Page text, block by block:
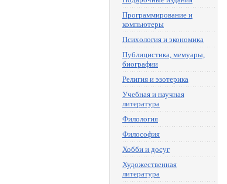
Программирование и
компьютеры
Психология и экономика
Публицистика, мемуары,
биографии
Религия и эзотерика
Учебная и научная
литература
Филология
Философия
Хобби и досуг
Художественная
литература